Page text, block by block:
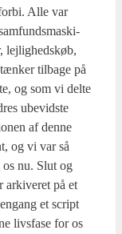
Alle var
lej­lig­heds­køb,
til­ba­ge på
og som vi del­te
ube­vid­ste
af den­ne
og vi var så
os nu. Slut og
arki­ve­ret på et
et script
livs­fa­se for os